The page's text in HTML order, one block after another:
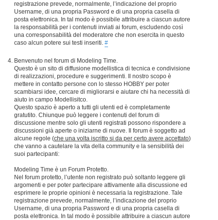
registrazione prevede, normalmente, l’indicazione del proprio
Username, di una propria Password e di una propria casella di
posta elettronica. In tal modo è possibile attribuire a ciascun autore
la responsabilità per i contenuti inviati ai forum, escludendo così
una corresponsabilità del moderatore che non esercita in questo
caso alcun potere sui testi inseriti. #
Benvenuto nel forum di Modeling Time.
Questo è un sito di diffusione modellistica di tecnica e condivisione
di realizzazioni, procedure e suggerimenti. Il nostro scopo è
mettere in contatto persone con lo stesso HOBBY per poter
scambiarsi idee, cercare di migliorarsi e aiutare chi ha necessità di
aiuto in campo Modellisitco.
Questo spazio è aperto a tutti gli utenti ed è completamente
gratutito. Chiunque può leggere i contenuti del forum di
discussione mentre solo gli utenti registrati possono rispondere a
discussioni già aperte o iniziarne di nuove. Il forum è soggetto ad
alcune regole (che una volta iscritto si da per certo avere accettato)
che vanno a cautelare la vita della community e la sensibilità dei
suoi partecipanti:
Modeling Time è un Forum Protetto.
Nel forum protetto, l’utente non registrato può soltanto leggere gli
argomenti e per poter partecipare attivamente alla discussione ed
esprimere le proprie opinioni è necessaria la registrazione. Tale
registrazione prevede, normalmente, l’indicazione del proprio
Username, di una propria Password e di una propria casella di
posta elettronica. In tal modo è possibile attribuire a ciascun autore